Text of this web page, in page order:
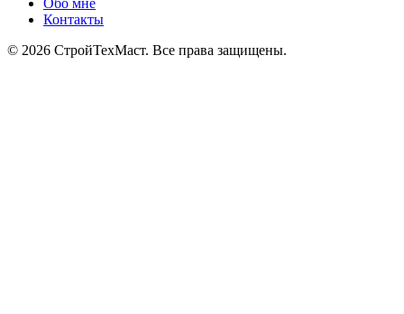
Контакты
© 2026 СтройТехМаст. Все права защищены.